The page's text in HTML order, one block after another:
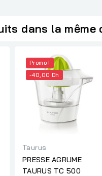
dans la même
Promo !
-40,00 Dh
Taurus
PRESSE AGRUME
TAURUS TC 500